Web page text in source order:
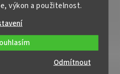
výkon a použitelnost.
Odmítnout